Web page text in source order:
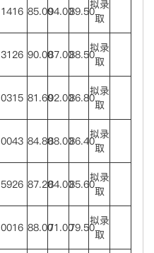
1416 85.0094.0089.50拟录
取
3126 90.0087.0088.50拟录
取
0315 81.6092.0086.80拟录
取
0043 84.8088.0086.40拟录
取
5926 87.2084.0085.60拟录
取
0016 88.0071.0079.50拟录
取